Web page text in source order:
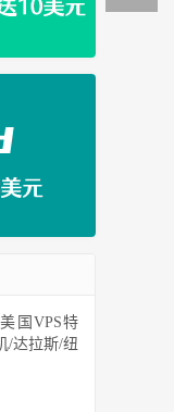
国VPS特
/达拉斯/纽